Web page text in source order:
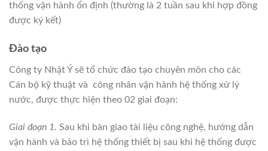
thống vận hành ổn định (thường là 2 tuần sau khi hợp đồng
được ký kết)
Đào tạo
Công ty Nhật Ý sẽ tổ chức đào tạo chuyên môn cho các
Cán bộ kỹ thuật và công nhân vận hành hệ thống xử lý
nước, được thực hiện theo 02 giai đoạn:
Giai đoạn 1. Sau khi bàn giao tài liệu công nghệ, hướng dẫn
vận hành và bảo trì hệ thống thiết bị sau khi hệ thống được